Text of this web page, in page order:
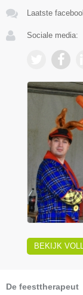
Laatste
Sociale media:
BEKIJK
De feesttherapeut